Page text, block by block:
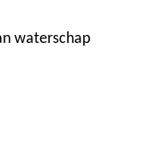
waterschap